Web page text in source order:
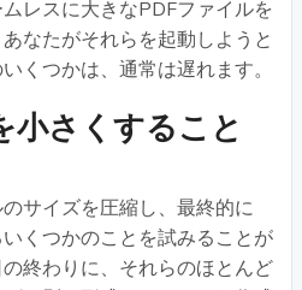
レスに大きなPDFファイルを
なたがそれらを起動しようと
くつかは、通常は遅れます。
小さくすること
サイズを圧縮し、最終的に
くつかのことを試みることが
終わりに、それらのほとんど